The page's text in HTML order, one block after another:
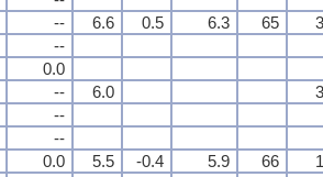
-- 6.6 0.5 6.3 65
--
0.0
-- 6.0
--
--
0.0 5.5 -0.4 5.9 66